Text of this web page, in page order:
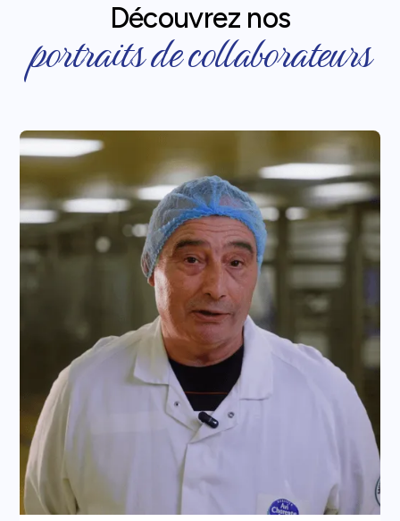
Découvrez nos
portraits de collaborateurs